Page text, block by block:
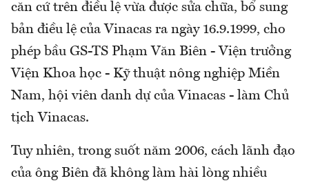
căn cứ trên điều lệ vừa được sửa chữa, bổ sung
bản điều lệ của Vinacas ra ngày 16.9.1999, cho
phép bầu GS-TS Phạm Văn Biên - Viện trưởng
Viện Khoa học - Kỹ thuật nông nghiệp Miền
Nam, hội viên danh dự của Vinacas - làm Chủ
tịch Vinacas.
Tuy nhiên, trong suốt năm 2006, cách lãnh đạo
của ông Biên đã không làm hài lòng nhiều